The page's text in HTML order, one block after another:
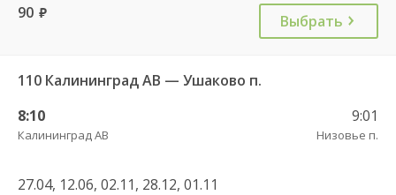
90 руб. Выбрать
110 Калининград АВ — Ушаково п.
8:10
Калининград АВ
9:01
Низовье п.
27.04, 12.06, 02.11, 28.12, 01.11